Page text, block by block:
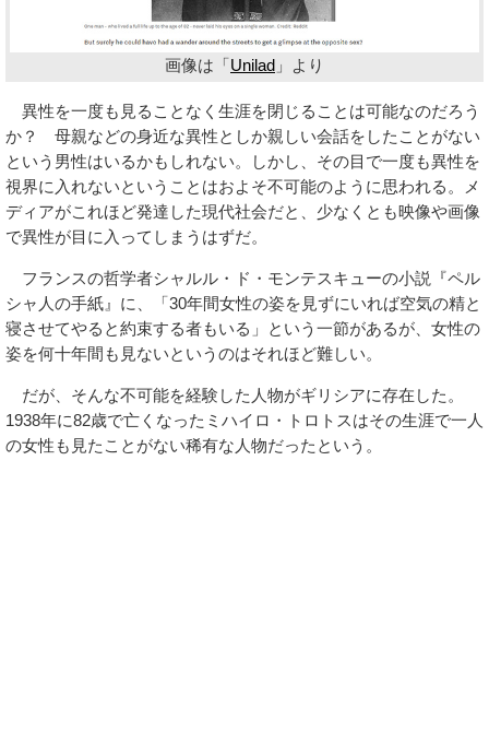
画像は「Unilad 」より
異性を一度も見ることなく生涯を閉じることは可能なのだろう
か？ 母親などの身近な異性としか親しい会話をしたことがない
という男性はいるかもしれない。しかし、その目で一度も異性を
視界に入れないということはおよそ不可能のように思われる。メ
ディアがこれほど発達した現代社会だと、少なくとも映像や画像
で異性が目に入ってしまうはずだ。
フランスの哲学者シャルル・ド・モンテスキューの小説『ペル
シャ人の手紙』に、「30年間女性の姿を見ずにいれば空気の精と
寝させてやると約束する者もいる」という一節があるが、女性の
姿を何十年間も見ないというのはそれほど難しい。
だが、そんな不可能を経験した人物がギリシアに存在した。
1938年に82歳で亡くなったミハイロ・トロトスはその生涯で一人
の女性も見たことがない稀有な人物だったという。